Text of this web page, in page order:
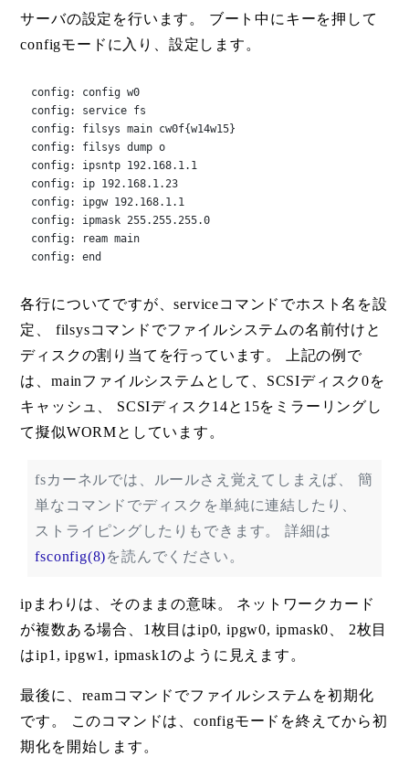
サーバの設定を行います。 ブート中にキーを押して
configモードに入り、設定します。
config: config w0
config: service fs
config: filsys main cw0f{w14w15}
config: filsys dump o
config: ipsntp 192.168.1.1
config: ip 192.168.1.23
config: ipgw 192.168.1.1
config: ipmask 255.255.255.0
config: ream main
config: end
各行についてですが、serviceコマンドでホスト名を設
定、 filsysコマンドでファイルシステムの名前付けと
ディスクの割り当てを行っています。 上記の例で
は、mainファイルシステムとして、SCSIディスク0を
キャッシュ、 SCSIディスク14と15をミラーリングし
て擬似WORMとしています。
fsカーネルでは、ルールさえ覚えてしまえば、 簡
単なコマンドでディスクを単純に連結したり、
ストライピングしたりもできます。 詳細は
fsconfig(8)を読んでください。
ipまわりは、そのままの意味。 ネットワークカード
が複数ある場合、1枚目はip0, ipgw0, ipmask0、 2枚目
はip1, ipgw1, ipmask1のように見えます。
最後に、reamコマンドでファイルシステムを初期化
です。 このコマンドは、configモードを終えてから初
期化を開始します。